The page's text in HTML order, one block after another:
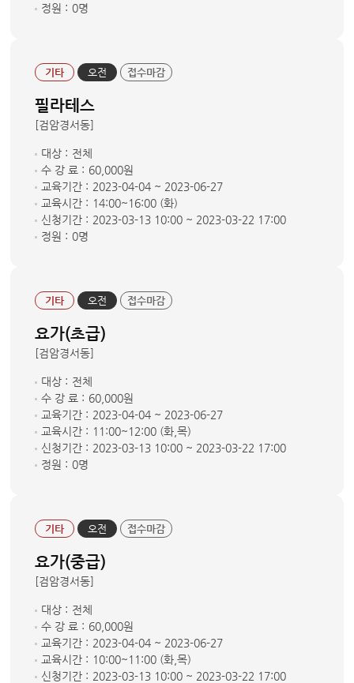
정원 : 0명
기타 오전 접수마감
필라테스
[검암경서동]
대상 : 전체
수 강 료 : 60,000원
교육기간 : 2023-04-04 ~ 2023-06-27
교육시간 : 14:00~16:00 (화)
신청기간 : 2023-03-13 10:00 ~ 2023-03-22 17:00
정원 : 0명
기타 오전 접수마감
요가(초급)
[검암경서동]
대상 : 전체
수 강 료 : 60,000원
교육기간 : 2023-04-04 ~ 2023-06-27
교육시간 : 11:00~12:00 (화,목)
신청기간 : 2023-03-13 10:00 ~ 2023-03-22 17:00
정원 : 0명
기타 오전 접수마감
요가(중급)
[검암경서동]
대상 : 전체
수 강 료 : 60,000원
교육기간 : 2023-04-04 ~ 2023-06-27
교육시간 : 10:00~11:00 (화,목)
신청기간 : 2023-03-13 10:00 ~ 2023-03-22 17:00